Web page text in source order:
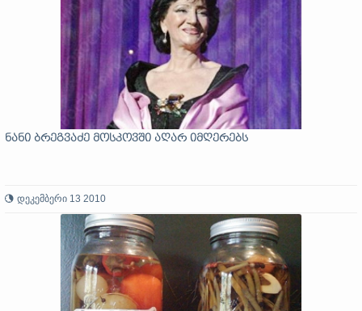
ნანი ბრეგვაძე მოსკოვში აღარ იმღერებს
დეკემბერი 13 2010